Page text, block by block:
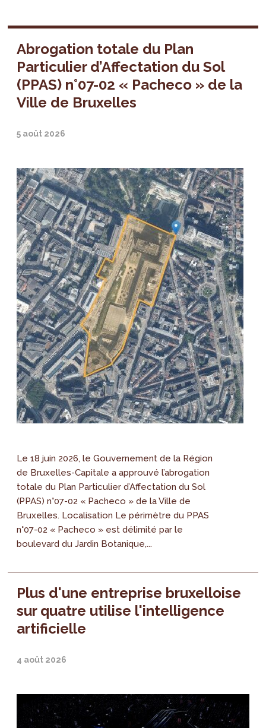
Abrogation totale du Plan
Particulier d’Affectation du Sol
(PPAS) n°07-02 « Pacheco » de la
Ville de Bruxelles
5 août 2026
Le 18 juin 2026, le Gouvernement de la Région
de Bruxelles-Capitale a approuvé l’abrogation
totale du Plan Particulier d’Affectation du Sol
(PPAS) n°07-02 « Pacheco » de la Ville de
Bruxelles. Localisation Le périmètre du PPAS
n°07-02 « Pacheco » est délimité par le
boulevard du Jardin Botanique,...
Plus d'une entreprise bruxelloise
sur quatre utilise l'intelligence
artificielle
4 août 2026